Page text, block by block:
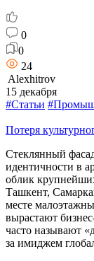
0
0
24
Alexhitrov
15 декабря
#Статьи
Потеря
Стеклянный
идентичности в
облик
Ташкент,
месте
вырастают
часто называют
за имиджем